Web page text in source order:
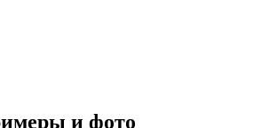
и фото